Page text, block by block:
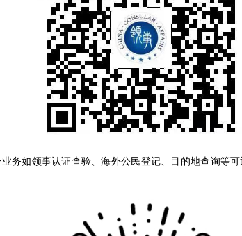
务如领事认证查验、海外公民登记、目的地查询等